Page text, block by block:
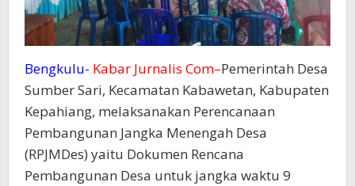
Bengkulu- Kabar Jurnalis Com–Pemerintah Desa
Sumber Sari, Kecamatan Kabawetan, Kabupaten
Kepahiang, melaksanakan Perencanaan
Pembangunan Jangka Menengah Desa
(RPJMDes) yaitu Dokumen Rencana
Pembangunan Desa untuk jangka waktu 9